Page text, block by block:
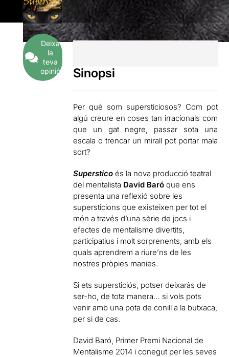
Deixa
la
teva
opinió
Sinopsi
Per què som supersticiosos? Com pot
algú creure en coses tan irracionals com
que un gat negre, passar sota una
escala o trencar un mirall pot portar mala
sort?
Superstico és la nova producció teatral
del mentalista David Baró que ens
presenta una reflexió sobre les
supersticions que existeixen per tot el
món a través d’una sèrie de jocs i
efectes de mentalisme divertits,
participatius i molt sorprenents, amb els
quals aprendrem a riure’ns de les
nostres pròpies manies.
Si ets supersticiós, potser deixaràs de
ser-ho, de tota manera… si vols pots
venir amb una pota de conill a la butxaca,
per si de cas.
David Baró, Primer Premi Nacional de
Mentalisme 2014 i conegut per les seves